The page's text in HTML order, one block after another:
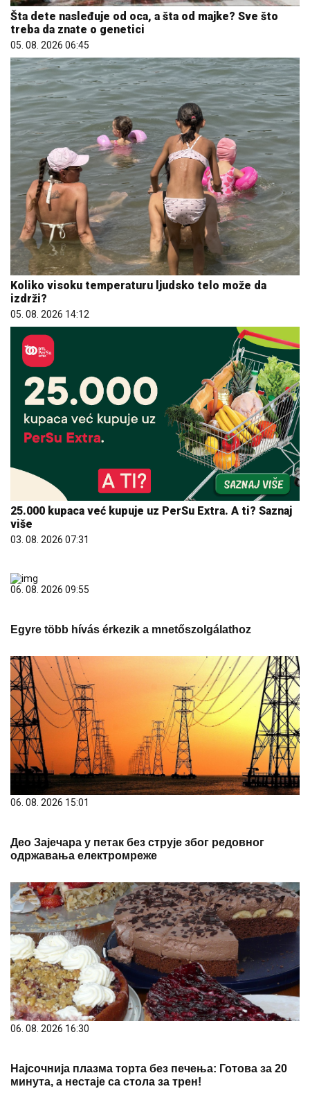
Šta dete nasleđuje od oca, a šta od majke? Sve što
treba da znate o genetici
05. 08. 2026 06:45
Koliko visoku temperaturu ljudsko telo može da
izdrži?
05. 08. 2026 14:12
25.000 kupaca već kupuje uz PerSu Extra. A ti? Saznaj
više
03. 08. 2026 07:31
06. 08. 2026 09:55
Egyre több hívás érkezik a mnetőszolgálathoz
06. 08. 2026 15:01
Део Зајечара у петак без струје због редовног
одржавања електромреже
06. 08. 2026 16:30
Најсочнија плазма торта без печења: Готова за 20
минута, а нестаје са стола за трен!